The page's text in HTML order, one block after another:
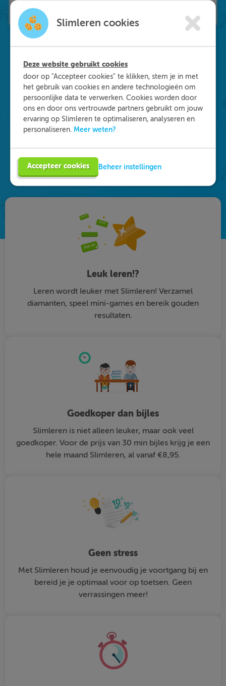
Waarom kiezen voor
Slimleren?
Onderdeel worden van ons multidisciplinaire
team? Dat kan! We zijn op zoek naar starters in
vult je functie anders in dan je gewend bent. Vind
de vacature die bij je past en solliciteer!
Leuk leren!?
Leren wordt leuker met Slimleren! Verzamel
diamanten, speel mini-games en bereik gouden
resultaten.
Goedkoper dan bijles
Slimleren is niet alleen leuker, maar ook veel
goedkoper. Voor de prijs van 30 min bijles krijg je een
hele maand Slimleren, al vanaf €8,95.
Geen stress
Met Slimleren houd je eenvoudig je voortgang bij en
bereid je je optimaal voor op toetsen. Geen
verrassingen meer!
Slimleren cookies
Deze website gebruikt cookies
door op "Accepteer cookies" te klikken, stem je in met
het gebruik van cookies en andere technologieën om
persoonlijke data te verwerken. Cookies worden door
ons en door ons vertrouwde partners gebruikt om jouw
ervaring op Slimleren te optimaliseren, analyseren en
personaliseren. Meer weten?
Accepteer cookies Beheer instellingen